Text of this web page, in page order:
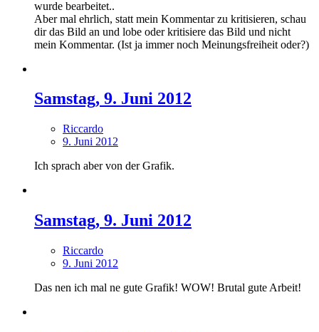
wurde bearbeitet..
Aber mal ehrlich, statt mein Kommentar zu kritisieren, schau
dir das Bild an und lobe oder kritisiere das Bild und nicht
mein Kommentar. (Ist ja immer noch Meinungsfreiheit oder?)
Samstag, 9. Juni 2012
Riccardo
9. Juni 2012
Ich sprach aber von der Grafik.
Samstag, 9. Juni 2012
Riccardo
9. Juni 2012
Das nen ich mal ne gute Grafik! WOW! Brutal gute Arbeit!